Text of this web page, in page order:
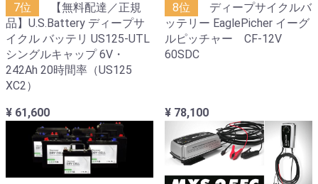
7位
【無料配達／正規
品】U.S.Battery ディープサ
イクル バッテリ US125-UTL
シングルキャップ 6V・
242Ah 20時間率（US125
XC2）
¥ 61,600
8位
ディープサイクルバ
ッテリー EaglePicher イーグ
ルピッチャー CF-12V
60SDC
¥ 78,100